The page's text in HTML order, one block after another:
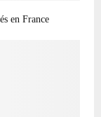
en France